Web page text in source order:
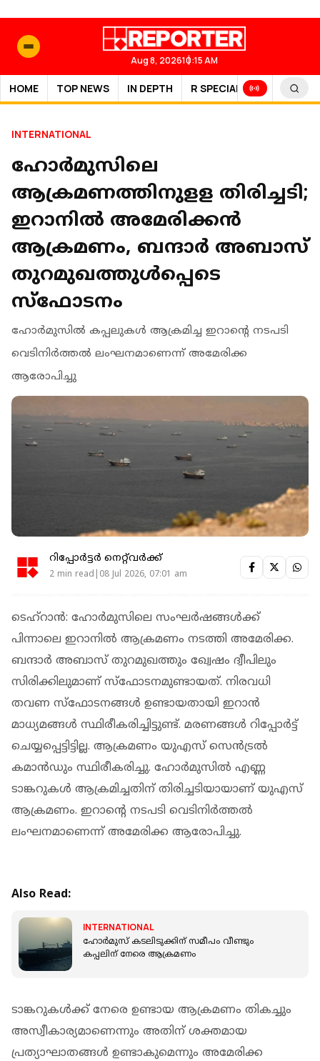
Aug 8, 202610:15 AM
HOME TOP NEWS IN DEPTH R SPECIAL SPORTS
INTERNATIONAL
ഹോർമുസിലെ
ആക്രമണത്തിനുളള തിരിച്ചടി;
ഇറാനില്‍ അമേരിക്കൻ
ആക്രമണം, ബന്ദാര്‍ അബാസ്
തുറമുഖത്തുള്‍പ്പെടെ
സ്‌ഫോടനം
ഹോർമുസിൽ കപ്പലുകൾ ആക്രമിച്ച ഇറാന്റെ നടപടി
വെടിനിര്‍ത്തല്‍ ലംഘനമാണെന്ന് അമേരിക്ക
ആരോപിച്ചു
റിപ്പോർട്ടർ നെറ്റ്‌വര്‍ക്ക്‌
2 min read|08 Jul 2026, 07:01 am
ടെഹ്‌റാന്‍: ഹോര്‍മുസിലെ സംഘര്‍ഷങ്ങള്‍ക്ക്
പിന്നാലെ ഇറാനില്‍ ആക്രമണം നടത്തി അമേരിക്ക.
ബന്ദാര്‍ അബാസ് തുറമുഖത്തും ഖ്വേഷം ദ്വീപിലും
സിരിക്കിലുമാണ് സ്‌ഫോടനമുണ്ടായത്. നിരവധി
തവണ സ്‌ഫോടനങ്ങള്‍ ഉണ്ടായതായി ഇറാന്‍
മാധ്യമങ്ങള്‍ സ്ഥിരീകരിച്ചിട്ടുണ്ട്. മരണങ്ങള്‍ റിപ്പോര്‍ട്ട്
ചെയ്യപ്പെട്ടിട്ടില്ല. ആക്രമണം യുഎസ് സെന്‍ട്രല്‍
കമാന്‍ഡും സ്ഥിരീകരിച്ചു. ഹോര്‍മുസില്‍ എണ്ണ
ടാങ്കറുകള്‍ ആക്രമിച്ചതിന് തിരിച്ചടിയായാണ് യുഎസ്
ആക്രമണം. ഇറാന്റെ നടപടി വെടിനിര്‍ത്തല്‍
ലംഘനമാണെന്ന് അമേരിക്ക ആരോപിച്ചു.
Also Read:
INTERNATIONAL
ഹോര്‍മുസ് കടലിടുക്കിന് സമീപം വീണ്ടും
കപ്പലിന് നേരെ ആക്രമണം
ടാങ്കറുകള്‍ക്ക് നേരെ ഉണ്ടായ ആക്രമണം തികച്ചും
അസ്വീകാര്യമാണെന്നും അതിന് ശക്തമായ
പ്രത്യാഘാതങ്ങള്‍ ഉണ്ടാകുമെന്നും അമേരിക്ക